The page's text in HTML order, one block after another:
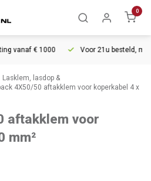
0
vanaf € 1000 Voor 21u besteld,
Lasklem, lasdop &
4X50/50 aftakklem voor koperkabel 4 x
aftakklem voor
mm²